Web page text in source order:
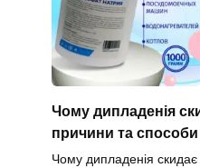
Чому дипладенія
причини та
Чому дипладенія